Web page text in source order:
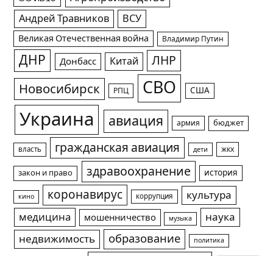
Андрей Травников ВСУ
Великая Отечественная война Владимир Путин
ДНР Донбасс Китай ЛНР
Новосибирск РПЦ СВО США
Украина авиация армия бюджет
власть гражданская авиация дети жкх
закон и право здравоохранение история
кино коронавирус коррупция
культура
медицина
мошенничество музыка
наука
недвижимость
образование политика